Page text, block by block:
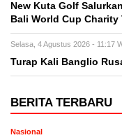
New Kuta Golf
Bali World Cup Charity
Selasa, 4 Agustus 2026 - 11:17
Turap Kali Banglio
BERITA TERBARU
Nasional